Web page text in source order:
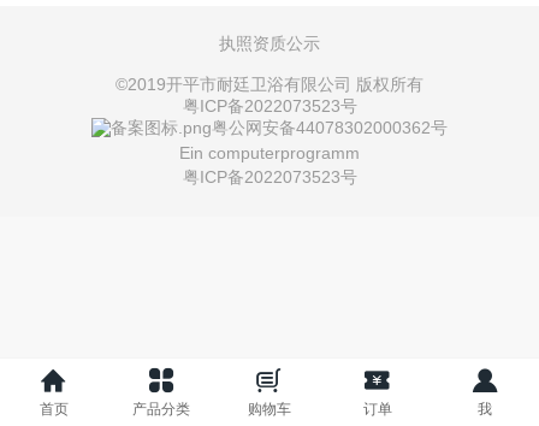
Italia
执照资质公示
©2019开平市耐廷卫浴有限公司 版权所有
粤ICP备2022073523号
粤公网安备44078302000362号
Ein computerprogramm
粤ICP备2022073523号
首页 产品分类 购物车 订单 我